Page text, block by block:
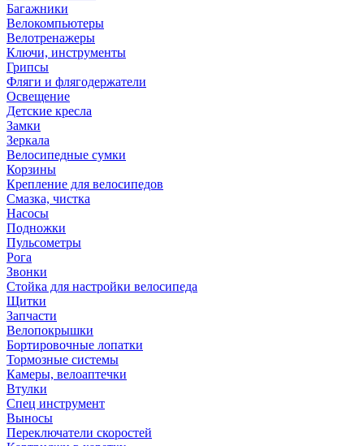
Багажники
Велокомпьютеры
Велотренажеры
Ключи, инструменты
Грипсы
Фляги и флягодержатели
Освещение
Детские кресла
Замки
Зеркала
Велосипедные сумки
Корзины
Крепление для велосипедов
Смазка, чистка
Насосы
Подножки
Пульсометры
Рога
Звонки
Стойка для настройки велосипеда
Щитки
Запчасти
Велопокрышки
Бортировочные лопатки
Тормозные системы
Камеры, велоаптечки
Втулки
Спец инструмент
Выносы
Переключатели скоростей